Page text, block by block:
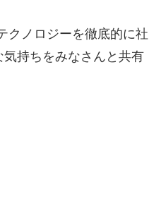
クノロジーを徹底的に社
持ちをみなさんと共有